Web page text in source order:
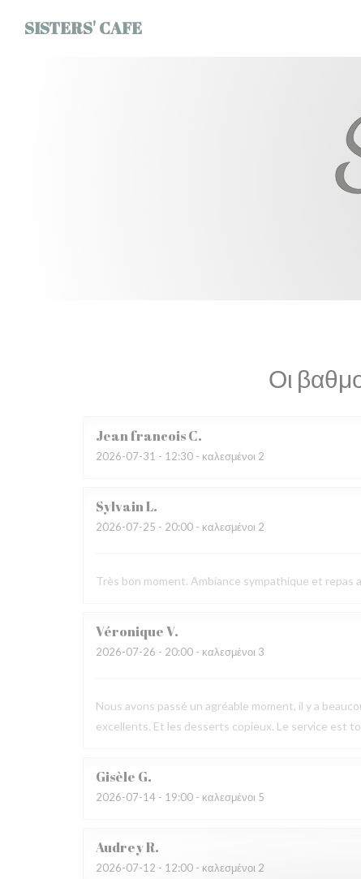
SISTERS' CAFE
Οι
Jean francoisC
2026-07-31 - 12:30 - καλεσμένοι 2
SylvainL
2026-07-25 - 20:00 - καλεσμένοι 2
Très bon moment. Ambiance sympathique et repas
VéroniqueV
2026-07-26 - 20:00 - καλεσμένοι 3
Nous avons passé un agréable moment, il y a
excellents. Et les desserts copieux. Le service est
Gisèle G
2026-07-14 - 19:00 - καλεσμένοι 5
AudreyR
2026-07-12 - 12:00 - καλεσμένοι 2